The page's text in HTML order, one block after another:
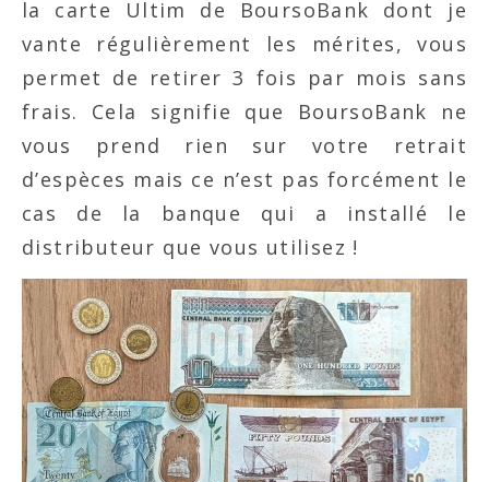
la carte Ultim de BoursoBank dont je
vante régulièrement les mérites, vous
permet de retirer 3 fois par mois sans
frais. Cela signifie que BoursoBank ne
vous prend rien sur votre retrait
d’espèces mais ce n’est pas forcément le
cas de la banque qui a installé le
distributeur que vous utilisez !